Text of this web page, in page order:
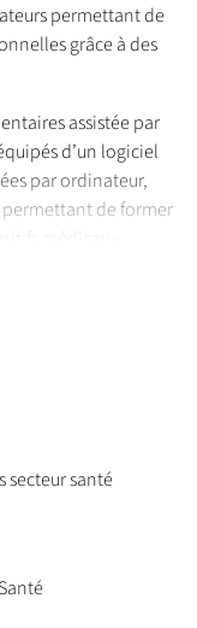
permettant de
grâce à des
assistée par
d’un logiciel
par ordinateur,
permettant de former
secteur santé